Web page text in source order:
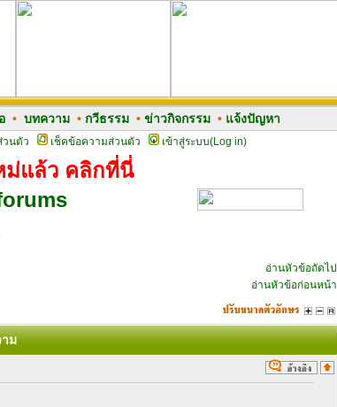
• บทความ• กวีธรรม• ข่าวกิจกรรม• แจ้งปัญหา
วนตัว เช็คข้อความส่วนตัว เข้าสู่ระบบ(Log in)
ม่แล้ว คลิกที่นี่
อ่านหัวข้อถัดไป
อ่านหัวข้อก่อนหน้า
ม